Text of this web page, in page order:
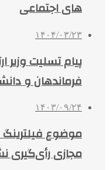
های اجتماعی
۱۴۰۴/۰۳/۲۳
پیام تسلیت وزیر
فرماندهان و
۱۴۰۳/۰۹/۲۴
موضوع
مجازی رأی‌گیری